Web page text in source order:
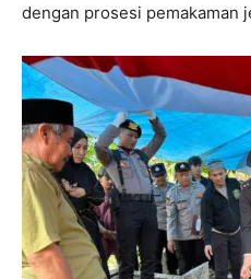
dengan prosesi pemakaman